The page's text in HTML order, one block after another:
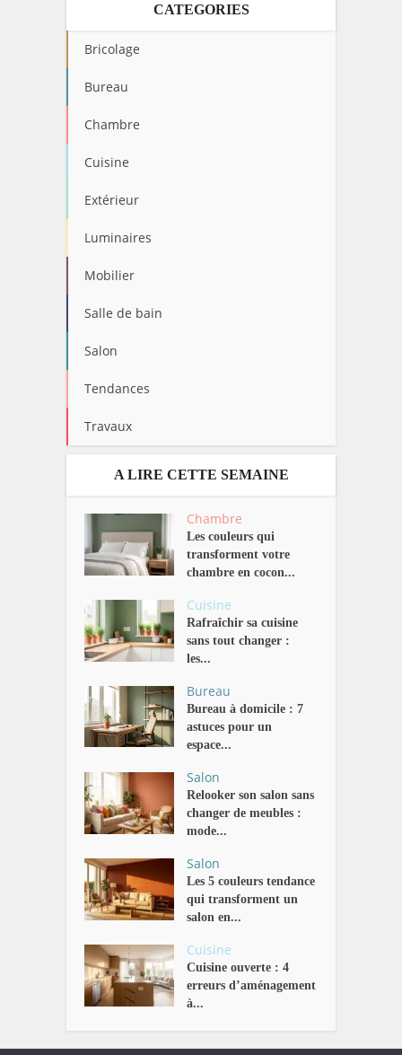
CATEGORIES
Bricolage
Bureau
Chambre
Cuisine
Extérieur
Luminaires
Mobilier
Salle de bain
Salon
Tendances
Travaux
A LIRE CETTE SEMAINE
Chambre
Les couleurs qui
transforment votre
chambre en cocon...
Cuisine
Rafraîchir sa cuisine
sans tout changer :
les...
Bureau
Bureau à domicile : 7
astuces pour un
espace...
Salon
Relooker son salon sans
changer de meubles :
mode...
Salon
Les 5 couleurs tendance
qui transforment un
salon en...
Cuisine
Cuisine ouverte : 4
erreurs d’aménagement
à...